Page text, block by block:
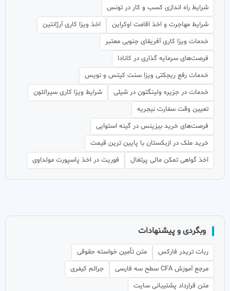
شرایط راه اندازی کسب و کار در تونس
شرایط مهاجرت و اخذ اقامت اوکراین
اخذ ویزا کاری آرژانتین
خدمات ویزا کاری آفریقای جنوبی معتبر
فرصت‌های سرمایه گذاری در کانادا
خدمات رفع ریجکتی ویزا سنت کیتس و نویس
خدمات در جزیره ولینگتون در شیلی
شرایط ویزا کاری سیرالئون
تعیین وقت سفارت نیجریه
فرصت‌های خرید بیزینس در گینه استوایی
خرید ملک در ازبکستان با پایین ترین قیمت
اخذ گواهی تمکن مالی پرتغال
فوریت در اخذ پاسپورت مولداوی
وبگردی و پیشنهادات
ربات تریدر فارکس
متن تأمین خواسته حقوقی
مرجع آموزش CFA سطح سه فارسی
جرائم کیفری
متن قرارداد پشتیبانی سایت